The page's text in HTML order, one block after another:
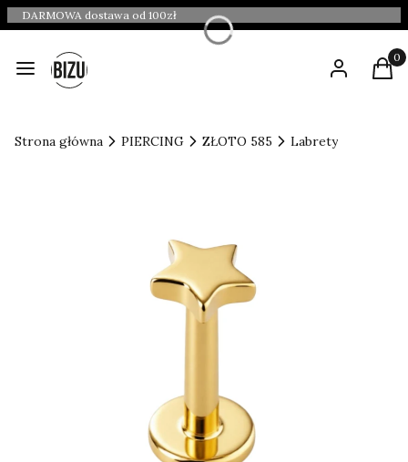
DARMOWA dostawa od 100zł
Menu Zaloguj się
Strona główna PIERCING ZŁOTO 585 Labrety